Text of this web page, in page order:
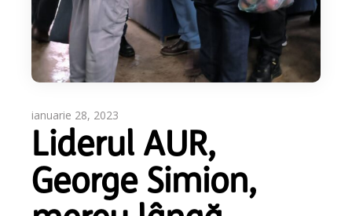
ianuarie 28, 2023
Liderul AUR,
George Simion,